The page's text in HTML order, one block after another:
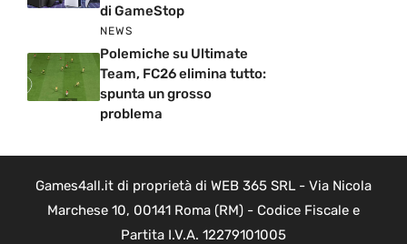
di GameStop
NEWS
Polemiche su Ultimate
Team, FC26 elimina tutto:
spunta un grosso
problema
Games4all.it di proprietà di WEB 365 SRL - Via Nicola
Marchese 10, 00141 Roma (RM) - Codice Fiscale e
Partita I.V.A. 12279101005